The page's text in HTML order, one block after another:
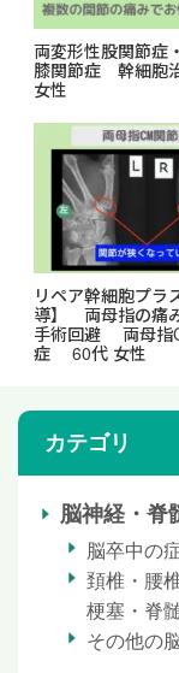
両変形性股関節症
膝関節症 幹細胞
女性
リペア幹細胞プラ
導】 両母指の痛
手術回避 両母指
症 60代 女性
カテゴリ
脳神経・脊
脳卒中の
頚椎・腰
梗塞・脊
その他の